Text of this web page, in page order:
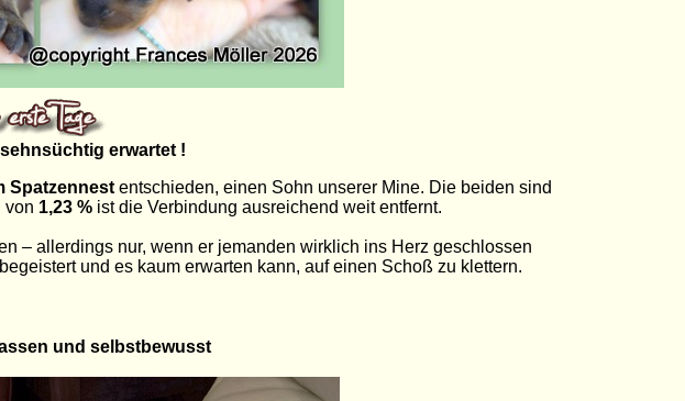
erwartet !
Spatzennest entschieden, einen Sohn unserer Mine. Die beiden sind
von 1,23 % ist die Verbindung ausreichend weit entfernt.
– allerdings nur, wenn er jemanden wirklich ins Herz geschlossen
und es kaum erwarten kann, auf einen Schoß zu klettern.
und selbstbewusst